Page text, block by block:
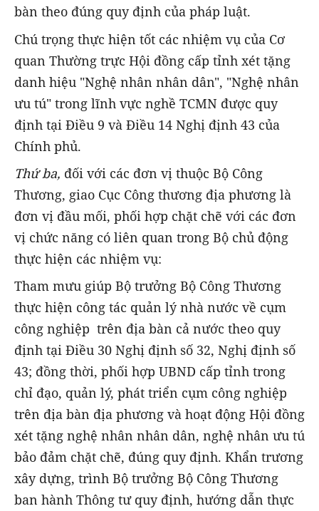
bàn theo đúng quy định của pháp luật.
Chú trọng thực hiện tốt các nhiệm vụ của Cơ
quan Thường trực Hội đồng cấp tỉnh xét tặng
danh hiệu "Nghệ nhân nhân dân", "Nghệ nhân
ưu tú" trong lĩnh vực nghề TCMN được quy
định tại Điều 9 và Điều 14 Nghị định 43 của
Chính phủ.
Thứ ba, đối với các đơn vị thuộc Bộ Công
Thương, giao Cục Công thương địa phương là
đơn vị đầu mối, phối hợp chặt chẽ với các đơn
vị chức năng có liên quan trong Bộ chủ động
thực hiện các nhiệm vụ:
Tham mưu giúp Bộ trưởng Bộ Công Thương
thực hiện công tác quản lý nhà nước về cụm
công nghiệp trên địa bàn cả nước theo quy
định tại Điều 30 Nghị định số 32, Nghị định số
43; đồng thời, phối hợp UBND cấp tỉnh trong
chỉ đạo, quản lý, phát triển cụm công nghiệp
trên địa bàn địa phương và hoạt động Hội đồng
xét tặng nghệ nhân nhân dân, nghệ nhân ưu tú
bảo đảm chặt chẽ, đúng quy định. Khẩn trương
xây dựng, trình Bộ trưởng Bộ Công Thương
ban hành Thông tư quy định, hướng dẫn thực